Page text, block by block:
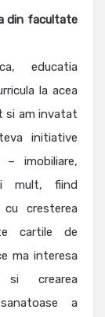
din facultate
educatia
la acea
si am invatat
initiative
imobiliare,
mult, fiind
cresterea
cartile de
ma interesa
si crearea
a